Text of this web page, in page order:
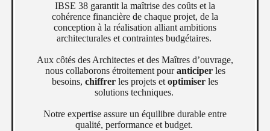
IBSE 38 garantit la maîtrise des coûts et la
cohérence financière de chaque projet, de la
conception à la réalisation alliant ambitions
architecturales et contraintes budgétaires.
Aux côtés des Architectes et des Maîtres d’ouvrage,
nous collaborons étroitement pouranticiper les
besoins, chiffrer les projets et optimiser les
solutions techniques.
Notre expertise assure un équilibre durable entre
qualité, performance et budget.